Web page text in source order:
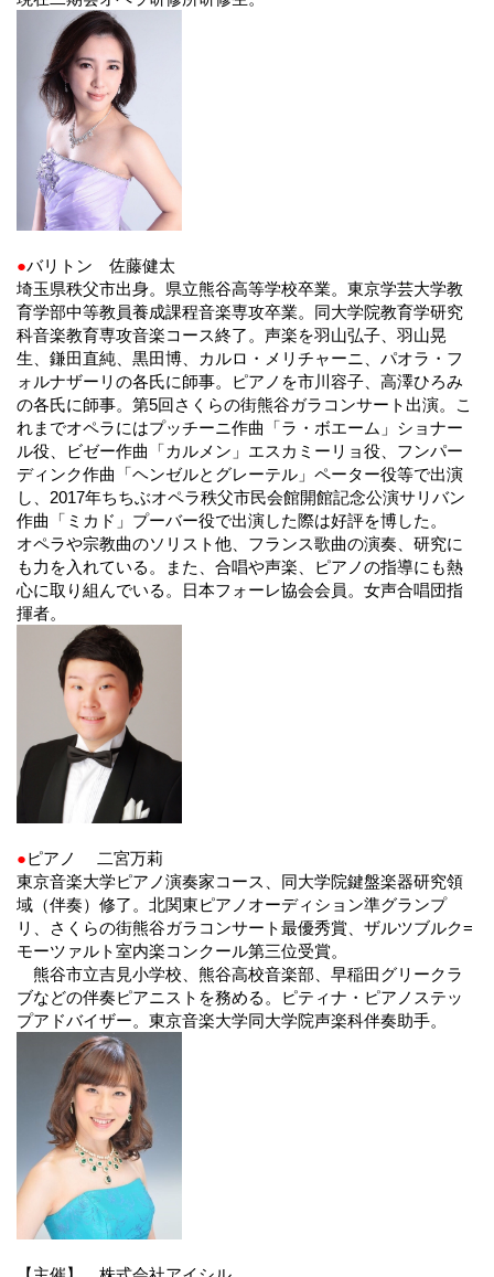
●バリトン 佐藤健太
埼玉県秩父市出身。県立熊谷高等学校卒業。東京学芸大学教
育学部中等教員養成課程音楽専攻卒業。同大学院教育学研究
科音楽教育専攻音楽コース終了。声楽を羽山弘子、羽山晃
生、鎌田直純、黒田博、カルロ・メリチャーニ、パオラ・フ
ォルナザーリの各氏に師事。ピアノを市川容子、高澤ひろみ
の各氏に師事。第5回さくらの街熊谷ガラコンサート出演。こ
れまでオペラにはプッチーニ作曲「ラ・ボエーム」ショナー
ル役、ビゼー作曲「カルメン」エスカミーリョ役、フンパー
ディンク作曲「ヘンゼルとグレーテル」ペーター役等で出演
し、2017年ちちぶオペラ秩父市民会館開館記念公演サリバン
作曲「ミカド」プーバー役で出演した際は好評を博した。
オペラや宗教曲のソリスト他、フランス歌曲の演奏、研究に
も力を入れている。また、合唱や声楽、ピアノの指導にも熱
心に取り組んでいる。日本フォーレ協会会員。女声合唱団指
揮者。
●ピアノ 二宮万莉
東京音楽大学ピアノ演奏家コース、同大学院鍵盤楽器研究領
域（伴奏）修了。北関東ピアノオーディション準グランプ
リ、さくらの街熊谷ガラコンサート最優秀賞、ザルツブルク=
モーツァルト室内楽コンクール第三位受賞。
熊谷市立吉見小学校、熊谷高校音楽部、早稲田グリークラ
ブなどの伴奏ピアニストを務める。ピティナ・ピアノステッ
プアドバイザー。東京音楽大学同大学院声楽科伴奏助手。